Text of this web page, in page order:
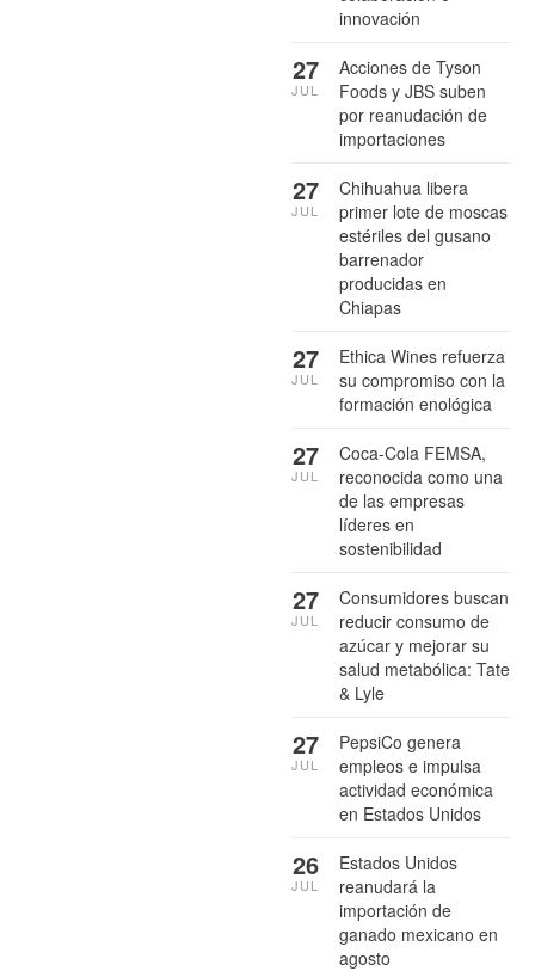
innovación
Acciones de Tyson
Foods y JBS suben
por reanudación de
importaciones
27
JUL
Chihuahua libera
primer lote de moscas
estériles del gusano
barrenador
producidas en
Chiapas
27
JUL
Ethica Wines refuerza
su compromiso con la
formación enológica
27
JUL
Coca-Cola FEMSA,
reconocida como una
de las empresas
líderes en
sostenibilidad
27
JUL
Consumidores buscan
reducir consumo de
azúcar y mejorar su
salud metabólica: Tate
& Lyle
27
JUL
PepsiCo genera
empleos e impulsa
actividad económica
en Estados Unidos
27
JUL
Estados Unidos
reanudará la
importación de
ganado mexicano en
agosto
26
JUL